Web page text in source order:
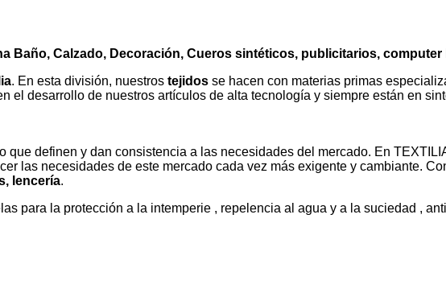
Baño, Calzado, Decoración, Cueros sintéticos, publicitarios,
. En esta división, nuestros tejidos se hacen con materias primas
el desarrollo de nuestros artículos de alta tecnología y siempre están en
definen y dan consistencia a las necesidades del mercado. En
las necesidades de este mercado cada vez más exigente y cambiante.
lencería.
para la protección a la intemperie , repelencia al agua y a la suciedad ,